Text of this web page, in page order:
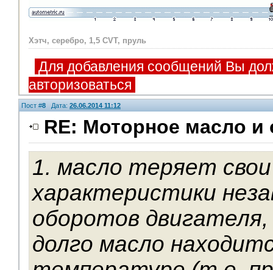
Хэтч, серебро, 1,5 CVT, пруль
Для добавления сообщений Вы
авторизоваться
Пост #8 Дата: 26.06.2014 11:12
RE: Моторное масло и
1. масло теряет свои
характеристики
оборотов
долго масло
V.I.P.